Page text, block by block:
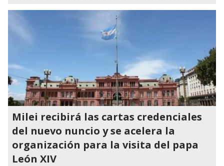
Milei recibirá las cartas credenciales
del nuevo nuncio y se acelera la
organización para la visita del papa
León XIV